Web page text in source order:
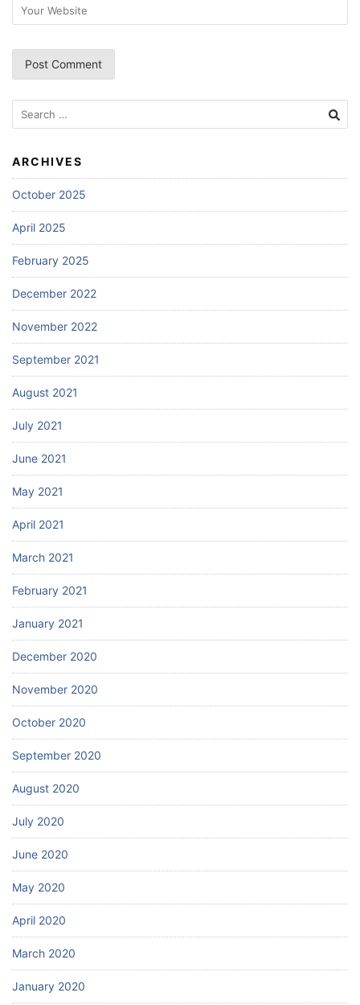
Search
for:
ARCHIVES
October 2025
April 2025
February 2025
December 2022
November 2022
September 2021
August 2021
July 2021
June 2021
May 2021
April 2021
March 2021
February 2021
January 2021
December 2020
November 2020
October 2020
September 2020
August 2020
July 2020
June 2020
May 2020
April 2020
March 2020
January 2020